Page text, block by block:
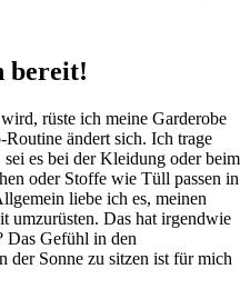
bereit!
rüste ich meine Garderobe
ändert sich. Ich trage
es bei der Kleidung oder beim
oder Stoffe wie Tüll passen in
liebe ich es, meinen
umzurüsten. Das hat irgendwie
Das Gefühl in den
der Sonne zu sitzen ist für mich